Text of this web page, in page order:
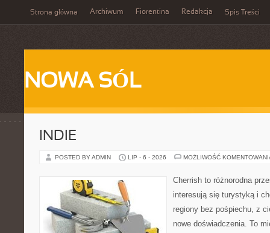
Strona główna Archiwum Fiorentina Redakcja Spis Treści
NOWA SÓL
INDIE
POSTED BY ADMIN LIP - 6 - 2026 MOŻLIWOŚĆ
Cherrish to różnorodna
interesują się turystyką i
regiony bez pośpiechu, z
nowe doświadczenia. To